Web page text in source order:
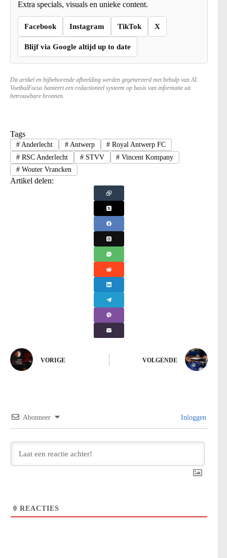
Extra specials, visuals en unieke content.
Facebook Instagram TikTok X
Blijf via Google altijd up to date
Dit artikel en bijbehorende afbeelding werden gegenereerd met behulp van AI.
VoetbalFocus hanteert een redactioneel systeem op basis van informatie uit
betrouwbare bronnen.
Tags
#Anderlecht #Antwerp # Royal Antwerp FC
#RSC Anderlecht #STVV # Vincent Kompany
#Wouter Vrancken
Artikel delen:
VORIGE VOLGENDE
Abonneer Inloggen
0 REACTIES